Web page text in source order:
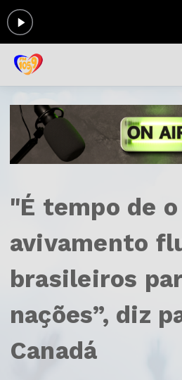
"É tempo de o
avivamento
brasileiros
nações”, diz
Canadá